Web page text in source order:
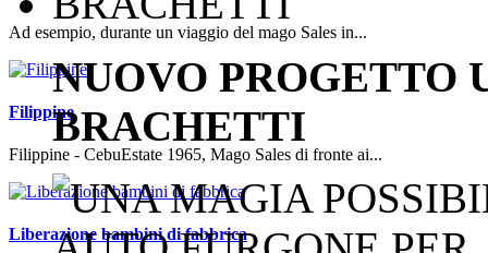
Ad esempio, durante un viaggio del mago Sales in...
Filippine
Filippine - CebuEstate 1965, Mago Sales di fronte ai...
Liberazione bambini di fabbrica
NUOVO PROGETTO
BRACHETTI